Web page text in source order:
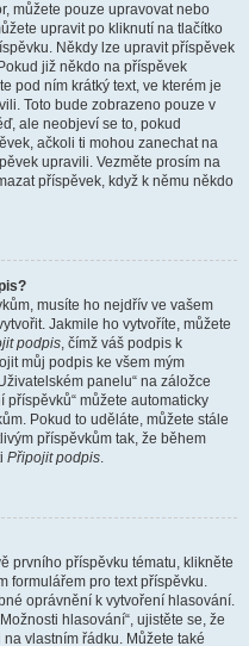
můžete pouze upravovat nebo
upravit po kliknutí na tlačítko
Někdy lze upravit příspěvek
již někdo na příspěvek
pod ním krátký text, ve kterém je
Toto bude zobrazeno pouze v
ale neobjeví se to, pokud
ačkoli ti mohou zanechat na
upravili. Vezměte prosím na
příspěvek, když k němu někdo
musíte ho nejdřív ve vašem
Jakmile ho vytvoříte, můžete
podpis, čímž váš podpis k
můj podpis ke všem mým
panelu“ na záložce
příspěvků“ můžete automaticky
Pokud to uděláte, můžete stále
příspěvkům tak, že během
Připojit podpis.
prvního příspěvku tématu, klikněte
formulářem pro text příspěvku.
oprávnění k vytvoření hlasování.
hlasování“, ujistěte se, že
vlastním řádku. Můžete také